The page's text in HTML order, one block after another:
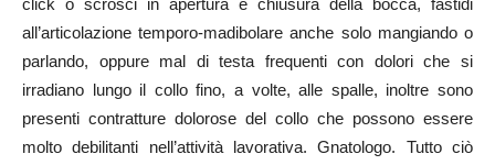
click o scrosci in apertura e chiusura della bocca, fastidi
all’articolazione temporo-madibolare anche solo mangiando o
parlando, oppure mal di testa frequenti con dolori che si
irradiano lungo il collo fino, a volte, alle spalle, inoltre sono
presenti contratture dolorose del collo che possono essere
molto debilitanti nell’attività lavorativa. Gnatologo. Tutto ciò